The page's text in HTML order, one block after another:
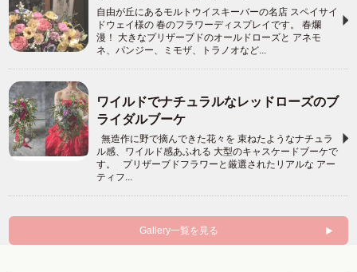
自由が丘にあるモルトウイスキーバーの名店 スペイサイ
ドウェイ様の 春のフラワーディスプレイです。 春爛
漫！ 大きなプリザーブドのオールドローズと アネモ
ネ、パンジー、ミモザ、トラノオなど...
ワイルドでナチュラルなレッドローズのブ
ライダルブーケ
無造作に野で摘んできた花々を 束ねたようなナチュラ
ル感、ワイルド感あふれる 大型のキャスケードブーケで
す。 プリザーブドフラワーと厳選されたリアルな アー
ティフ...
Gallery一覧を見る